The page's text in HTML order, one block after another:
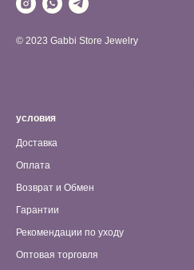
© 2023 Gabbi Store Jewelry
условия
Доставка
Оплата
Возврат и Обмен
Гарантии
Рекомендации по уходу
Оптовая торговля